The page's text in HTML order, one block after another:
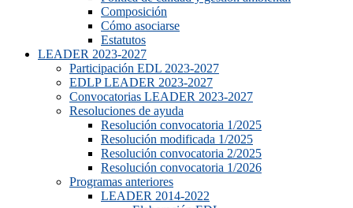
Composición
Cómo asociarse
Estatutos
LEADER 2023-2027
Participación EDL 2023-2027
EDLP LEADER 2023-2027
Convocatorias LEADER 2023-2027
Resoluciones de ayuda
Resolución convocatoria 1/2025
Resolución modificada 1/2025
Resolución convocatoria 2/2025
Resolución convocatoria 1/2026
Programas anteriores
LEADER 2014-2022